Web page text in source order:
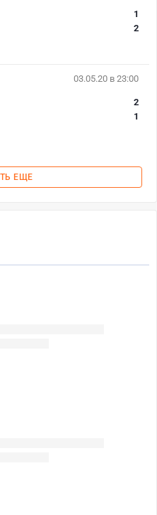
1
2
03.05.20 в 23:00
2
1
ЕЩЕ